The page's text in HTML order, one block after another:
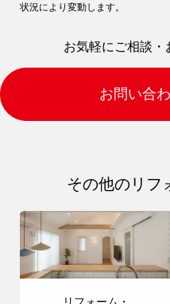
状況により変動します。
お気軽にご相談・
お問い合
その他のリフ